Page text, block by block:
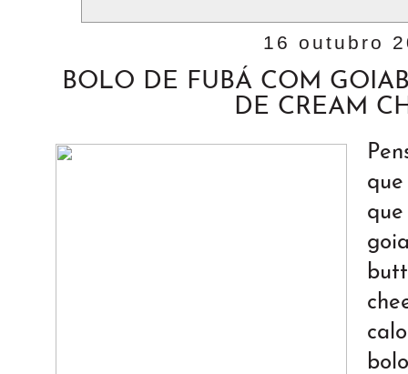
16 outubro
BOLO DE FUBÁ COM
DE CREAM